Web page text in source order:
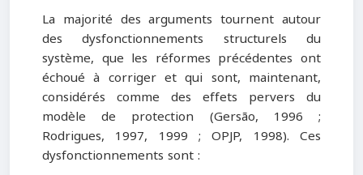
La majorité des arguments tournent autour
des dysfonctionnements structurels du
système, que les réformes précédentes ont
échoué à corriger et qui sont, maintenant,
considérés comme des effets pervers du
modèle de protection (Gersão, 1996 ;
Rodrigues, 1997, 1999 ; OPJP, 1998). Ces
dysfonctionnements sont :